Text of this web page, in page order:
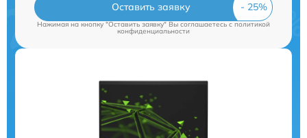
Оставить заявку
Нажимая на кнопку "Оставить заявку" Вы соглашаетесь cполитикой
конфиденциальности